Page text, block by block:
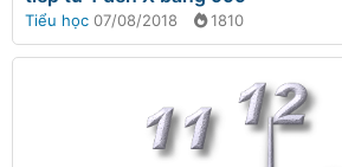
Tiểu học 07/08/2018 1810